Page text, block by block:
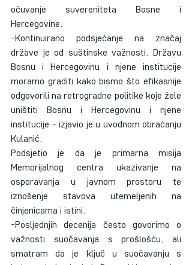
očuvanje suvereniteta Bosne i
Hercegovine.
-Kontinuirano podsjećanje na značaj
države je od suštinske važnosti. Državu
Bosnu i Hercegovinu i njene institucije
moramo graditi kako bismo što efikasnije
odgovorili na retrogradne politike koje žele
uništiti Bosnu i Hercegovinu i njene
institucije - izjavio je u uvodnom obraćanju
Kulanić.
Podsjetio je da je primarna misija
Memorijalnog centra ukazivanje na
osporavanja u javnom prostoru te
iznošenje stavova utemeljenih na
činjenicama i istini.
-Posljednjih decenija često govorimo o
važnosti suočavanja s prošlošću, ali
smatram da je ključ u suočavanju s